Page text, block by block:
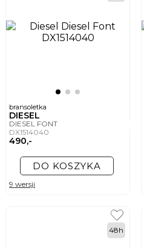
bransoletka
DIESEL
DIESEL FONT
DX1514040
490,-
DO KOSZYKA
9 wersji
48h